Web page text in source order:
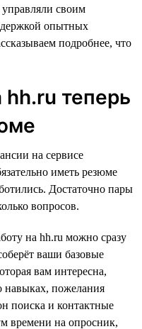
своим
опытных
подробнее, что
hh.ru теперь
на сервисе
иметь резюме
Достаточно пары
вопросов.
на hh.ru можно сразу
ваши базовые
вам интересна,
навыках, пожелания
поиска и контактные
времени на опросник,